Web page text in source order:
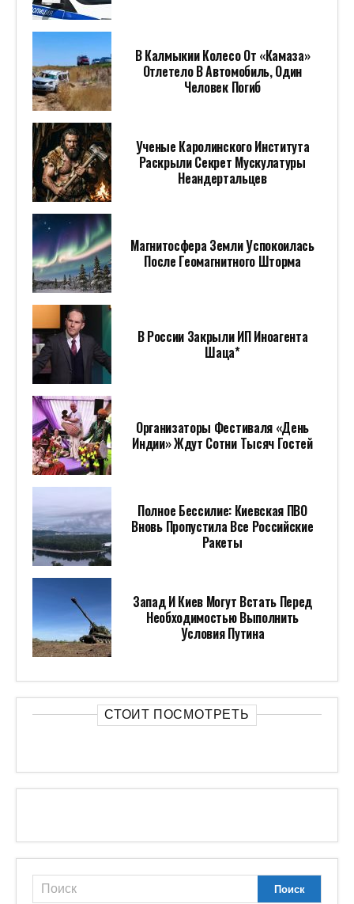
В Калмыкии Колесо От «Камаза»
Отлетело В Автомобиль, Один
Человек Погиб
Ученые Каролинского Института
Раскрыли Секрет Мускулатуры
Неандертальцев
Магнитосфера Земли Успокоилась
После Геомагнитного Шторма
В России Закрыли ИП Иноагента
Шаца*
Организаторы Фестиваля «День
Индии» Ждут Сотни Тысяч Гостей
Полное Бессилие: Киевская ПВО
Вновь Пропустила Все Российские
Ракеты
Запад И Киев Могут Встать Перед
Необходимостью Выполнить
Условия Путина
СТОИТ ПОСМОТРЕТЬ